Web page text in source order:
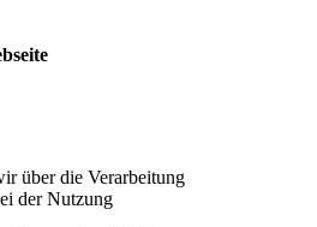
über die Verarbeitung
der Nutzung